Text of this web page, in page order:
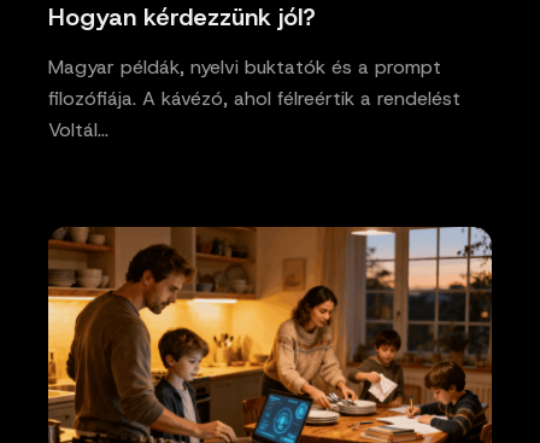
Hogyan kérdezzünk jól?
Magyar példák, nyelvi buktatók és a prompt
filozófiája. A kávézó, ahol félreértik a rendelést
Voltál…